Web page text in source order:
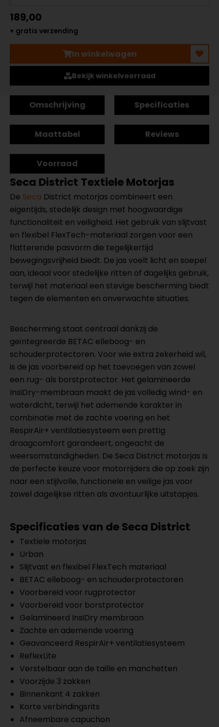
189,00
+ gratis verzending
In winkelwagen
Bekijk winkelvoorraad
Omschrijving Specificaties
Maattabel Reviews
Voorraad
Seca District Textiele Motorjas
De Seca District motorjas combineert een
eigentijds, stedelijk design met hoogwaardige
functionaliteit en veiligheid. Het gebruik van slijtvast
en flexibel FlexTech-materiaal zorgen voor een
flatterende pasvorm die tegelijkertijd
bewegingsvrijheid biedt. De jas voelt licht en soepel
aan, ideaal voor stedelijke ritten of dagelijks gebruik,
terwijl het materiaal een stevige bescherming biedt
tegen de elementen en onverwachte situaties.
Bescherming staat centraal dankzij de
geïntegreerde BETAC elleboog- en
schouderprotectoren. Voor wie extra zekerheid wil,
is de jas voorbereid op het toevoegen van zowel
een rug- als borstprotector. Het gelamineerde
InsiDry-membraan maakt de jas volledig wind- en
waterdicht, terwijl het ademende karakter in
combinatie met de zachte voering en het
RespirAir+ ventilatiesysteem een prettig
draagcomfort garandeert, ongeacht de
weersomstandigheden. De Seca District motorjas is
de perfecte keuze voor motorrijders die op zoek zijn
naar een stijlvolle, functionele en veilige jas voor
zowel dagelijkse ritten als avontuurlijke uitstapjes.
Specificaties van de Seca District
Textiele motorjas
Urban
Slijtvast en flexibel FlexTech materiaal
BETAC elleboog- en schouderprotectoren
Voorbereid voor rugprotector
Voorbereid voor borstprotector
Gelamineerd InsiDry membraan
Zachte en ademende voering
Geavanceerd RespirAir+ ventilatiesysteem
ReflexLite
Verstelbaar aan de taille en manchetten
Voorzijde 3 zakken
Binnenkant 4 zakken
Korte verbindingsrits
Afneembare capuchon